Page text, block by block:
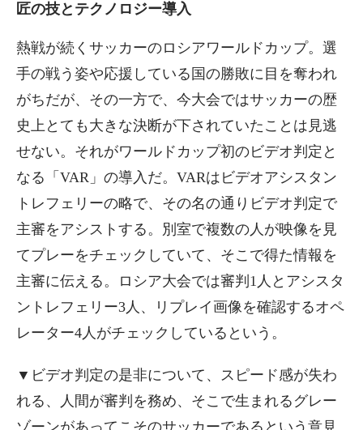
匠の技とテクノロジー導入
熱戦が続くサッカーのロシアワールドカップ。選
手の戦う姿や応援している国の勝敗に目を奪われ
がちだが、その一方で、今大会ではサッカーの歴
史上とても大きな決断が下されていたことは見逃
せない。それがワールドカップ初のビデオ判定と
なる「VAR」の導入だ。VARはビデオアシスタン
トレフェリーの略で、その名の通りビデオ判定で
主審をアシストする。別室で複数の人が映像を見
てプレーをチェックしていて、そこで得た情報を
主審に伝える。ロシア大会では審判1人とアシスタ
ントレフェリー3人、リプレイ画像を確認するオペ
レーター4人がチェックしているという。
▼ビデオ判定の是非について、スピード感が失わ
れる、人間が審判を務め、そこで生まれるグレー
ゾーンがあってこそのサッカーであるという意見